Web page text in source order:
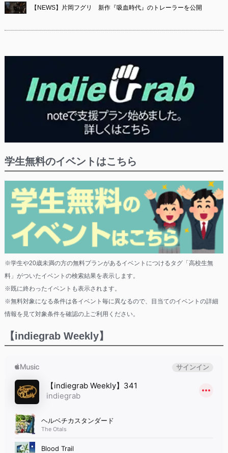
【NEWS】片岡フグリ 新作『吸血時代』のトレーラーを公開
学生無料のイベントはこちら
※学生や20歳未満の方の無料プランがあるイベントにつけるタグ「高校生無
料」がついたイベントの検索結果を表示します。
※既に終わったイベントも表示されます。
※無料対象になる条件は各イベント毎に異なるので、目当てのイベントの詳細
情報を見て対象条件を確認の上ご利用ください。
【indiegrab Weekly】